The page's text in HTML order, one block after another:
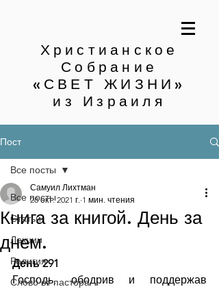
Христианское
Собрание
«СВЕТ ЖИЗНИ»
из Израиля
Пост
Все посты
Статьи
Лекции
Религия
Слово от пастора
Все посты
Книга за книгой. День за
днем.
Самуил Лихтман
28 окт. 2021 г. 1 мин. чтения
День 291
Господь, ободрив и поддержав